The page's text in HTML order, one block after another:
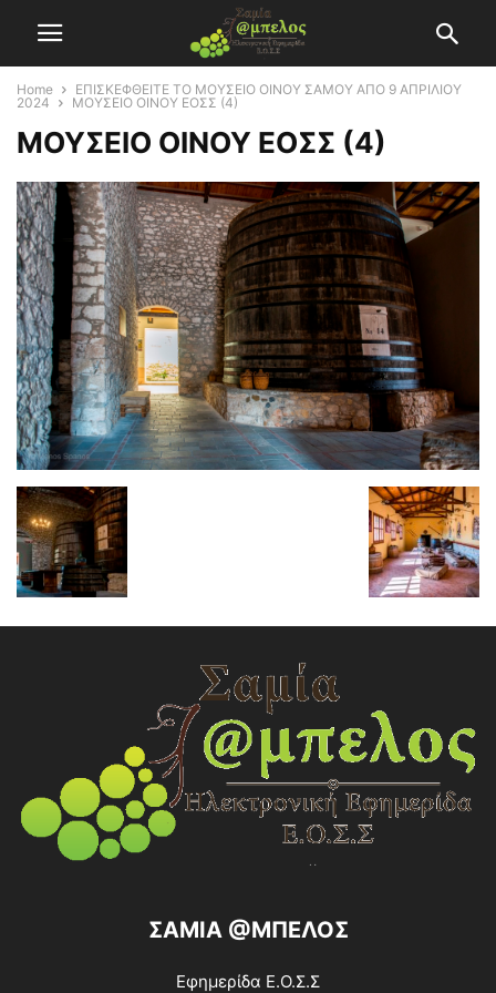
Home
ΕΠΙΣΚΕΦΘΕΙΤΕ ΤΟ ΜΟΥΣΕΙΟ ΟΙΝΟΥ ΣΑΜΟΥ ΑΠΟ 9 ΑΠΡΙΛΙΟΥ
2024
ΜΟΥΣΕΙΟ ΟΙΝΟΥ ΕΟΣΣ (4)
ΜΟΥΣΕΙΟ ΟΙΝΟΥ ΕΟΣΣ (4)
ΣΑΜΙΑ @ΜΠΕΛΟΣ
Εφημερίδα Ε.Ο.Σ.Σ